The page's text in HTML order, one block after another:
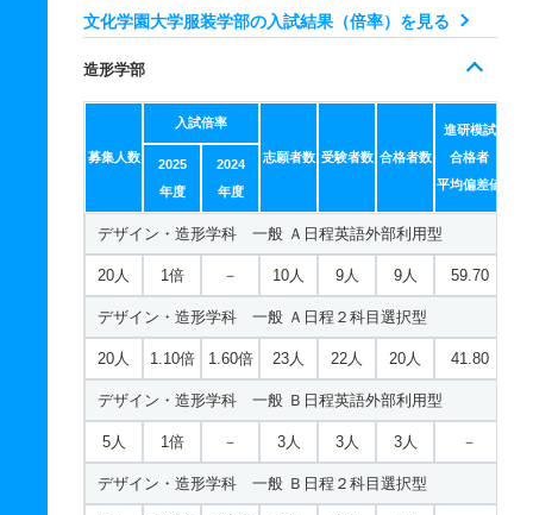
目型
7人 55.90
ファッションクリエイション学科 一般 共テ １期２科
7人 － － 11人 非公表 8人 48.20
ファッションクリエイション学科 一般 ニ ２期１科目
型
3人 － － 2人 非公表 2人 －
ファッションクリエイション学科 一般 ニ ２期２科目
型
3人 － － 2人 非公表 2人
ファッションクリエイション学科 推薦 推薦型公募制２
期
5人 － － 2人 非公表 2人 －
文化学園大学服装学部の入試結果（倍率）を見る
造形学部
募集人数
入試倍率
志願者数 受験者数 合格者数
進研模試
合格者
平均偏差値
2025
年度
2024
年度
デザイン・造形学科 一般 Ａ日程英語外部利用型
20人 1倍 － 10人 9人 9人 59.70
デザイン・造形学科 一般 Ａ日程２科目選択型
20人 1.10倍 1.60倍 23人 22人 20人 41.80
デザイン・造形学科 一般 Ｂ日程英語外部利用型
5人 1倍 － 3人 3人 3人 －
デザイン・造形学科 一般 Ｂ日程２科目選択型